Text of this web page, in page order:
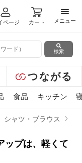
ページ カート
メニ
メニュー
検索
つながる
食品 キッチン
シャツ・ブラウス
ップは、軽くて